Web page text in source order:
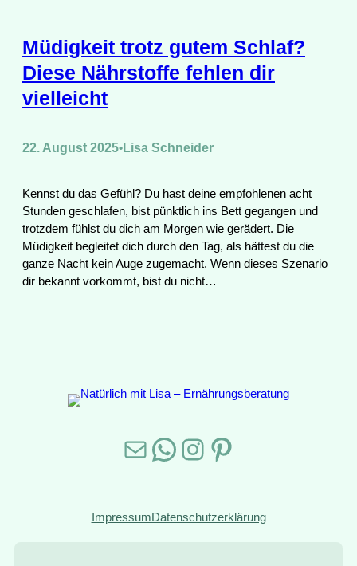
Müdigkeit trotz gutem Schlaf?
Diese Nährstoffe fehlen dir
vielleicht
22. August 2025•Lisa Schneider
Kennst du das Gefühl? Du hast deine empfohlenen acht
Stunden geschlafen, bist pünktlich ins Bett gegangen und
trotzdem fühlst du dich am Morgen wie gerädert. Die
Müdigkeit begleitet dich durch den Tag, als hättest du die
ganze Nacht kein Auge zugemacht. Wenn dieses Szenario
dir bekannt vorkommt, bist du nicht…
E-Mail WhatsApp Instagram Pinterest
ImpressumDatenschutzerklärung